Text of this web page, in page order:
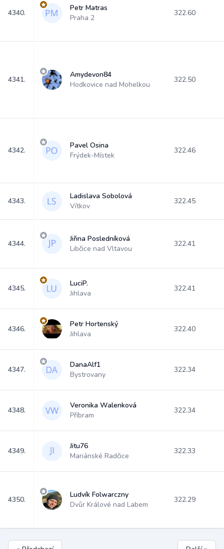
4340.
Petr Matras
Praha 2
322.60
4341.
Amydevon84
Hodkovice nad Mohelkou
322.50
4342.
Pavel Osina
Frýdek-Místek
322.46
4343.
Ladislava Sobolová
Vítkov
322.45
4344.
Jiřina Posledníková
Libčice nad Vltavou
322.41
4345.
LuciP.
Jihlava
322.41
4346.
Petr Hortenský
Jihlava
322.40
4347.
DanaAlf1
Bystrovany
322.34
4348.
Veronika Walenková
Příbram
322.34
4349.
Jitu76
Mariánské Radčice
322.33
4350.
Ludvík Folwarczny
Dvůr Králové nad Labem
322.29